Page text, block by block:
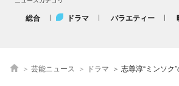
総合 ドラマ バラエティー
芸能ニュース ドラマ 志尊淳“ミンソク”の辞表を破り捨てた